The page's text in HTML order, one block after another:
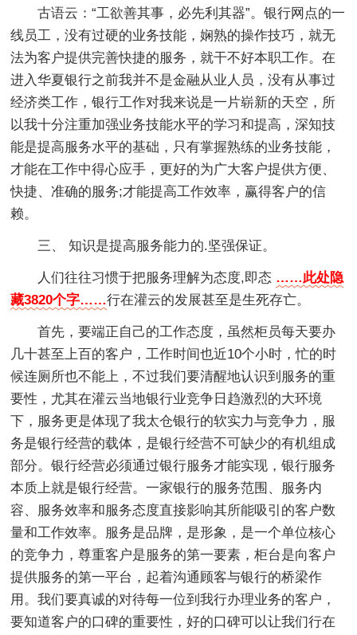
古语云：“工欲善其事，必先利其器”。银行网点的一
线员工，没有过硬的业务技能，娴熟的操作技巧，就无
法为客户提供完善快捷的服务，就干不好本职工作。在
进入华夏银行之前我并不是金融从业人员，没有从事过
经济类工作，银行工作对我来说是一片崭新的天空，所
以我十分注重加强业务技能水平的学习和提高，深知技
能是提高服务水平的基础，只有掌握熟练的业务技能，
才能在工作中得心应手，更好的为广大客户提供方便、
快捷、准确的服务;才能提高工作效率，赢得客户的信
赖。
三、 知识是提高服务能力的.坚强保证。
人们往往习惯于把服务理解为态度,即态 ……此处隐
藏3820个字……行在灌云的发展甚至是生死存亡。
首先，要端正自己的工作态度，虽然柜员每天要办
几十甚至上百的客户，工作时间也近10个小时，忙的时
候连厕所也不能上，不过我们要清醒地认识到服务的重
要性，尤其在灌云当地银行业竞争日趋激烈的大环境
下，服务更是体现了我太仓银行的软实力与竞争力，服
务是银行经营的载体，是银行经营不可缺少的有机组成
部分。银行经营必须通过银行服务才能实现，银行服务
本质上就是银行经营。一家银行的服务范围、服务内
容、服务效率和服务态度直接影响其所能吸引的客户数
量和工作效率。服务是品牌，是形象，是一个单位核心
的竞争力，尊重客户是服务的第一要素，柜台是向客户
提供服务的第一平台，起着沟通顾客与银行的桥梁作
用。我们要真诚的对待每一位到我行办理业务的客户，
要知道客户的口碑的重要性，好的口碑可以让我们行在